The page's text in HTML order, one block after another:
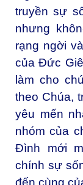
truyền sự
nhưng
rạng ngời
của Đức
làm cho
theo Chúa,
yêu mến
nhóm của
Đình mới
chính sự
đến cùng